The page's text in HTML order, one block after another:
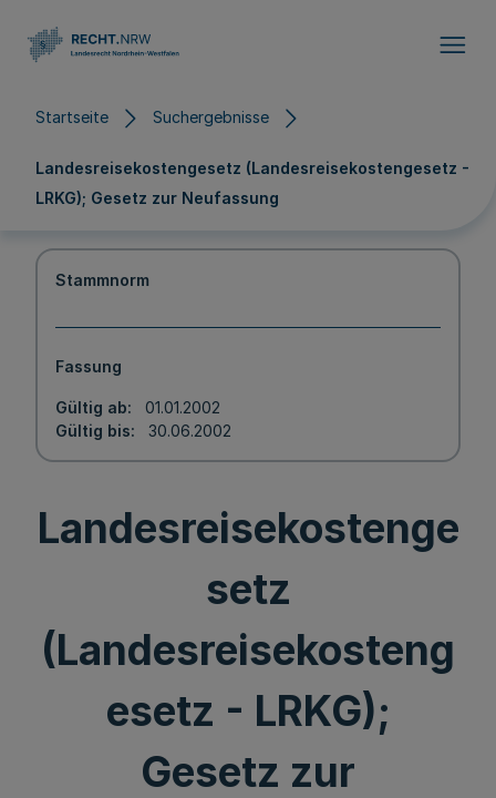
Startseite Suchergebnisse
Landesreisekostengesetz (Landesreisekostengesetz -
LRKG); Gesetz zur Neufassung
Stammnorm
Fassung
Gültig ab
01.01.2002
Gültig bis
30.06.2002
Landesreisekostenge
setz
(Landesreisekosteng
esetz - LRKG);
Gesetz zur